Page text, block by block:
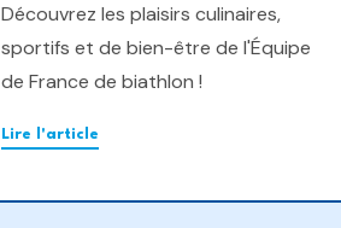
Découvrez les plaisirs culinaires,
sportifs et de bien-être de l'Équipe
de France de biathlon !
Lire l'article